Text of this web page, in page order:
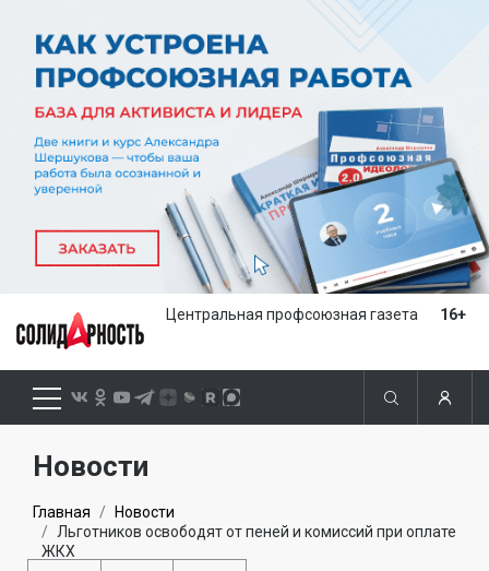
Центральная профсоюзная газета 16+
Новости
Главная
Новости
Льготников освободят от пеней и комиссий при оплате
ЖКХ